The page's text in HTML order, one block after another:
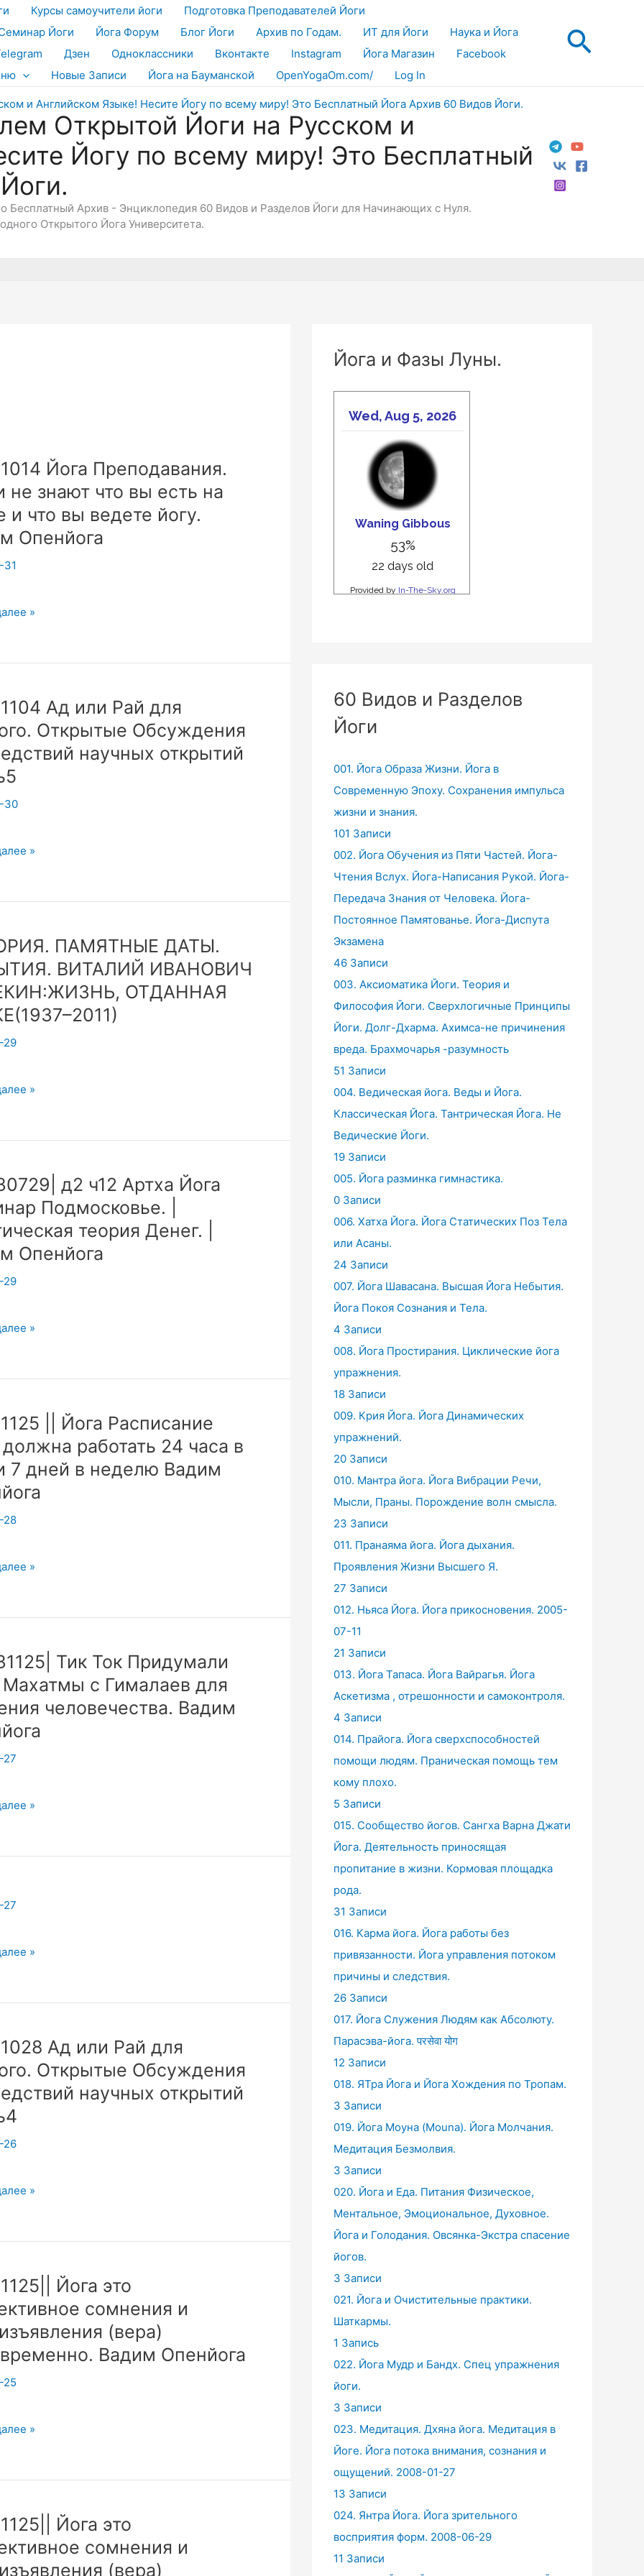
Курсы самоучители йоги
Подготовка Преподавателей Йоги
Йоги Йога Форум Блог Йоги Архив по Годам. ИТ для Йоги
Наука и Йога
Дзен Одноклассники Вконтакте Instagram Йога Магазин
Facebook
Новые Записи Йога на Бауманской OpenYogaOm.com/ Log In
Открытой Йоги на Русском и
Йогу по всему миру! Это Бесплатный
Бесплатный Архив - Энциклопедия 60 Видов и Разделов Йоги для Начинающих с Нуля.
Открытого Йога Университета.
Йога Преподавания.
знают что вы есть на
и что вы ведете йогу.
Опенйога
31
»
Ад или Рай для
Открытые Обсуждения
научных открытий
30
»
ПАМЯТНЫЕ ДАТЫ.
ВИТАЛИЙ ИВАНОВИЧ
ОТДАННАЯ
29
»
д2 ч12 Артха Йога
Подмосковье. |
теория Денег. |
Опенйога
29
»
|| Йога Расписание
работать 24 часа в
7 дней в неделю Вадим
28
»
Тик Ток Придумали
Махатмы с Гималаев для
человечества. Вадим
27
»
27
»
Ад или Рай для
Открытые Обсуждения
научных открытий
26
»
Йога это
сомнения и
(вера)
Вадим Опенйога
25
»
Йога это
сомнения и
(вера)
Йога и Фазы Луны.
60 Видов и Разделов
Йоги
001. Йога Образа Жизни. Йога в
Современную Эпоху. Сохранения импульса
жизни и знания.
101 Записи
002. Йога Обучения из Пяти Частей. Йога-
Чтения Вслух. Йога-Написания Рукой. Йога-
Передача Знания от Человека. Йога-
Постоянное Памятованье. Йога-Диспута
Экзамена
46 Записи
003. Аксиоматика Йоги. Теория и
Философия Йоги. Сверхлогичные Принципы
Йоги. Долг-Дхарма. Ахимса-не причинения
вреда. Брахмочарья -разумность
51 Записи
004. Ведическая йога. Веды и Йога.
Классическая Йога. Тантрическая Йога. Не
Ведические Йоги.
19 Записи
005. Йога разминка гимнастика.
0 Записи
006. Хатха Йога. Йога Статических Поз Тела
или Асаны.
24 Записи
007. Йога Шавасана. Высшая Йога Небытия.
Йога Покоя Сознания и Тела.
4 Записи
008. Йога Простирания. Циклические йога
упражнения.
18 Записи
009. Крия Йога. Йога Динамических
упражнений.
20 Записи
010. Мантра йога. Йога Вибрации Речи,
Мысли, Праны. Порождение волн смысла.
23 Записи
011. Пранаяма йога. Йога дыхания.
Проявления Жизни Высшего Я.
27 Записи
012. Ньяса Йога. Йога прикосновения. 2005-
07-11
21 Записи
013. Йога Тапаса. Йога Вайрагья. Йога
Аскетизма , отрешонности и самоконтроля.
4 Записи
014. Прайога. Йога сверхспособностей
помощи людям. Праническая помощь тем
кому плохо.
5 Записи
015. Сообщество йогов. Сангха Варна Джати
Йога. Деятельность приносящая
пропитание в жизни. Кормовая площадка
рода.
31 Записи
016. Карма йога. Йога работы без
привязанности. Йога управления потоком
причины и следствия.
26 Записи
017. Йога Служения Людям как Абсолюту.
Парасэва-йога. परसेवा योग
12 Записи
018. ЯТра Йога и Йога Хождения по Тропам.
3 Записи
019. Йога Моуна (Mouna). Йога Молчания.
Медитация Безмолвия.
3 Записи
020. Йога и Еда. Питания Физическое,
Ментальное, Эмоциональное, Духовное.
Йога и Голодания. Овсянка-Экстра спасение
йогов.
3 Записи
021. Йога и Очистительные практики.
Шаткармы.
1 Запись
022. Йога Мудр и Бандх. Спец упражнения
йоги.
3 Записи
023. Медитация. Дхяна йога. Медитация в
Йоге. Йога потока внимания, сознания и
ощущений. 2008-01-27
13 Записи
024. Янтра Йога. Йога зрительного
восприятия форм. 2008-06-29
11 Записи